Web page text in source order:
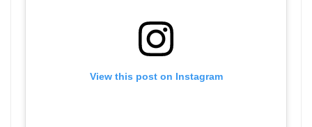
View this post on Instagram